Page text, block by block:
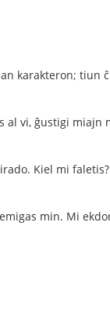
karakteron; tiun
al vi, ĝustigi miajn
Kiel mi
min. Mi